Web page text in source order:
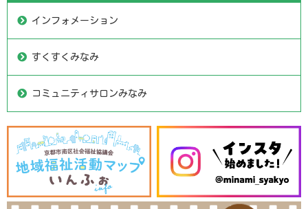
インフォメーション
すくすくみなみ
コミュニティサロンみなみ